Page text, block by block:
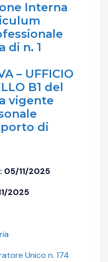
Interna
di n. 1
– UFFICIO
B1 del
vigente
di
05/11/2025
2025
Unico n. 174